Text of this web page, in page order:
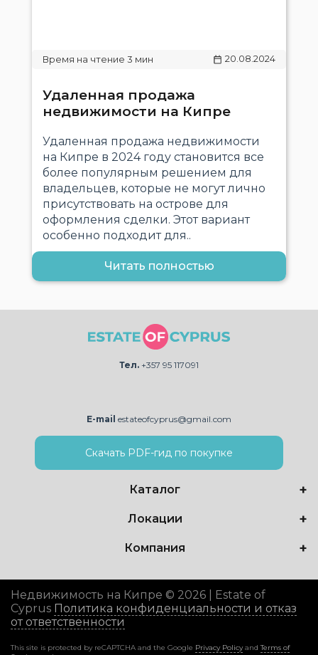
20.08.2024
Удаленная продажа
недвижимости на Кипре
Удаленная продажа недвижимости
на Кипре в 2024 году становится все
более популярным решением для
владельцев, которые не могут лично
присутствовать на острове для
оформления сделки. Этот вариант
особенно подходит для..
Читать полностью
Тел. +357 95 117091
E-mail estateofcyprus@gmail.com
Скачать PDF-гид по покупке
Каталог
Локации
Компания
Недвижимость на Кипре © 2026 | Estate of
Cyprus Политика конфиденциальности и отказ
от ответственности
This site is protected by reCAPTCHA and the Google Privacy PolicyandTerms of